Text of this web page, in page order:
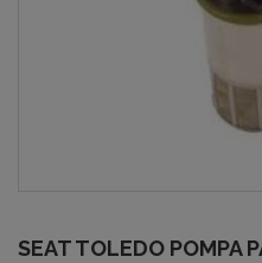
SEAT TOLEDO POMPA